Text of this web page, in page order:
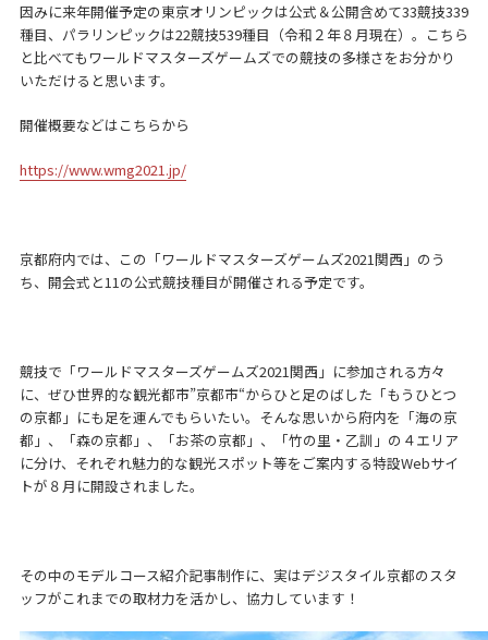
因みに来年開催予定の東京オリンピックは公式＆公開含めて33競技339
種目、パラリンピックは22競技539種目（令和２年８月現在）。こちら
と比べてもワールドマスターズゲームズでの競技の多様さをお分かり
いただけると思います。
開催概要などはこちらから
https://www.wmg2021.jp/
京都府内では、この「ワールドマスターズゲームズ2021関西」のう
ち、開会式と11の公式競技種目が開催される予定です。
競技で「ワールドマスターズゲームズ2021関西」に参加される方々
に、ぜひ世界的な観光都市”京都市“からひと足のばした「もうひとつ
の京都」にも足を運んでもらいたい。そんな思いから府内を「海の京
都」、「森の京都」、「お茶の京都」、「竹の里・乙訓」の４エリア
に分け、それぞれ魅力的な観光スポット等をご案内する特設Webサイ
トが８月に開設されました。
その中のモデルコース紹介記事制作に、実はデジスタイル京都のスタ
ッフがこれまでの取材力を活かし、協力しています！